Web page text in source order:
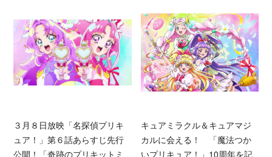
３月８日放映「名探偵プリキ
ュア！」第６話あらすじ先行
公開！「奇跡のプリキットミ
キュアミラクル＆キュアマジ
カルに会える！ 「魔法つか
いプリキュア！」10周年を記